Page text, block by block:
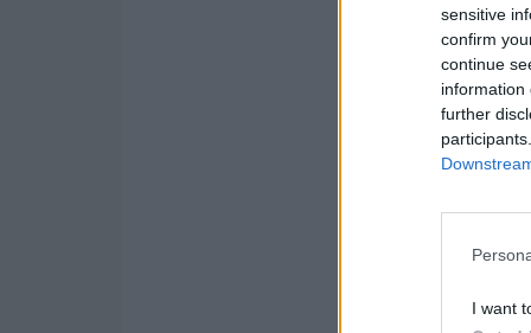
sensitive
confirm
continue
information
further
I want
A meleg és a
dolgát,